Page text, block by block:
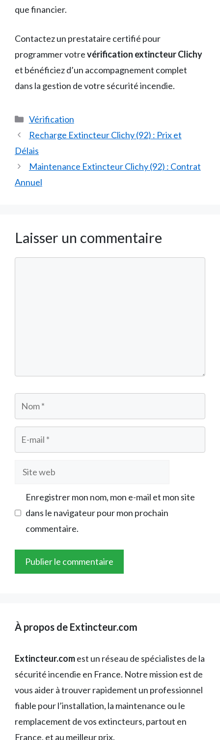
que financier.
Contactez un prestataire certifié pour
programmer votrevérification extincteur Clichy
et bénéficiez d’un accompagnement complet
dans la gestion de votre sécurité incendie.
Catégories
Vérification
Recharge Extincteur Clichy (92) : Prix et
Délais
Maintenance Extincteur Clichy (92) : Contrat
Annuel
Laisser un commentaire
Nom
E-
mail
Site
Enregistrer mon nom, mon e-mail et mon site
dans le navigateur pour mon prochain
commentaire.
À propos de Extincteur.com
Extincteur.comest un réseau de spécialistes de la
sécurité incendie en France. Notre mission est de
vous aider à trouver rapidement un professionnel
fiable pour l’installation, la maintenance ou le
remplacement de vos extincteurs, partout en
France, et au meilleur prix.